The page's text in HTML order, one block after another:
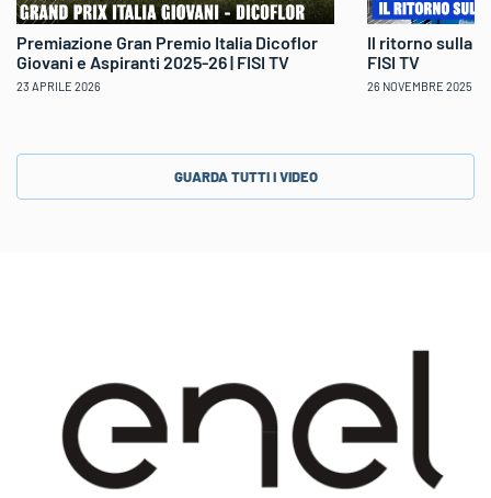
Premiazione Gran Premio Italia Dicoflor
Giovani e Aspiranti 2025-26 | FISI TV
23 APRILE 2026
Il ritorno sulla
FISI TV
26 NOVEMBRE 2025
GUARDA TUTTI I VIDEO